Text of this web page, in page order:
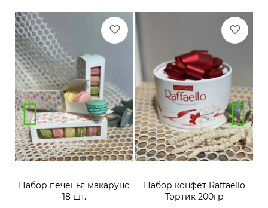
Набор печенья макарунс
18 шт.
Набор конфет Raffaello
Тортик 200гр